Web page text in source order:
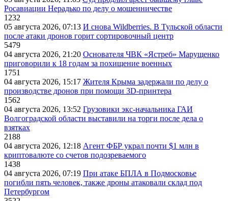
Росавиации Нерадько по делу о мошенничестве
1232
05 августа 2026, 07:13 И снова Wildberries. В Тульской области
после атаки дронов горит сортировочный центр
5479
04 августа 2026, 21:20 Основателя ЧВК «Ястреб» Марущенко
приговорили к 18 годам за похищение военных
1751
04 августа 2026, 15:17 Жителя Крыма задержали по делу о
производстве дронов при помощи 3D‑принтера
1562
04 августа 2026, 13:52 Грузовики экс-начальника ГАИ
Волгоградской области выставили на торги после дела о
взятках
2188
04 августа 2026, 12:18 Агент ФБР украл почти $1 млн в
криптовалюте со счетов подозреваемого
1438
04 августа 2026, 07:19 При атаке БПЛА в Подмосковье
погибли пять человек, также дроны атаковали склад под
Петербургом